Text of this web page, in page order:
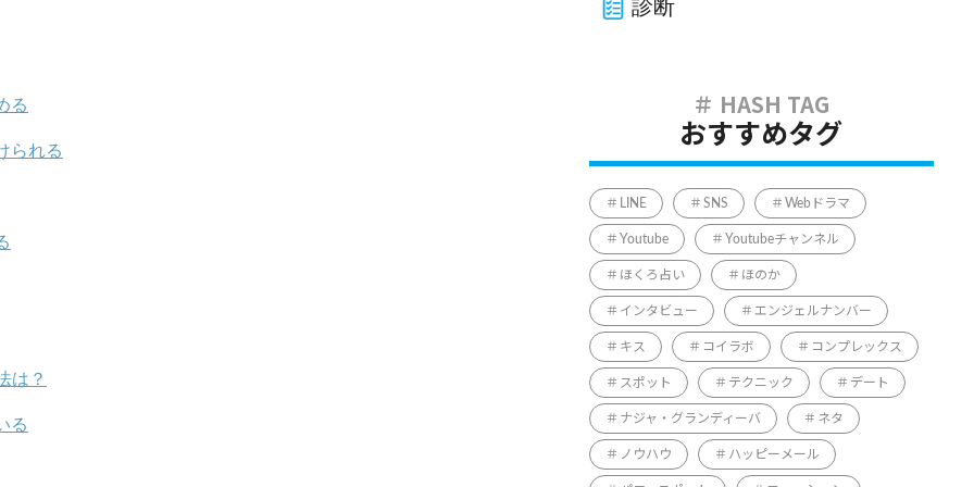
る
られる
は？
る
診断
おすすめタグ
LINE SNS Webドラマ
Youtube Youtubeチャンネル
ほくろ占い ほのか
インタビュー エンジェルナンバー
キス コイラボ コンプレックス
スポット テクニック デート
ナジャ・グランディーバ ネタ
ノウハウ ハッピーメール